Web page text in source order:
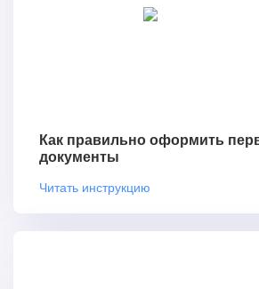
Как правильно оформить
документы
Читать инструкцию